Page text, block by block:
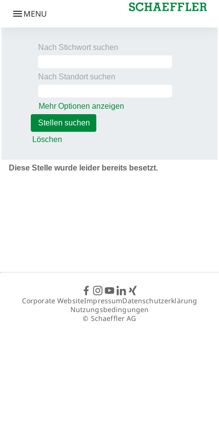
Nach Stichwort suchen
Nach Standort suchen
Mehr Optionen anzeigen
Löschen
Diese Stelle wurde leider bereits besetzt.